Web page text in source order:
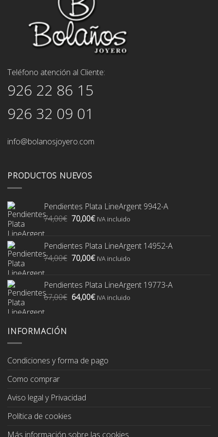
Teléfono atención al Cliente:
926 22 86 15
926 32 09 01
info@bolanosjoyero.com
PRODUCTOS NUEVOS
Pendientes Plata LineArgent 9942-A
74,00€ El
era:
74,00€.
70,00€El
es:
70,00€.
IVA incluido
Pendientes Plata LineArgent 14952-A
74,00€ El
era:
74,00€.
70,00€El
es:
70,00€.
IVA incluido
Pendientes Plata LineArgent 19773-A
67,00€ El
64,00€ElIVA incluido
INFORMACIÓN
Condiciones y forma de pago
Como comprar
Aviso legal y Privacidad
Política de cookies
Más información sobre las cookies